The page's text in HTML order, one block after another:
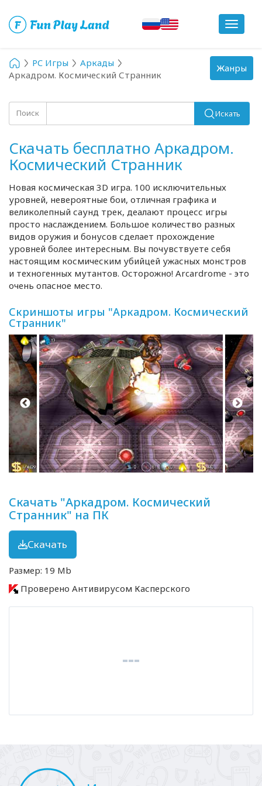
Toggle
PC Игры
Аркады
Аркадром. Космический Странник
Поиск Искать
Скачать бесплатно Аркадром.
Космический Странник
Новая космическая 3D игра. 100 исключительных
уровней, невероятные бои, отличная графика и
великолепный саунд трек, деалают процесс игры
просто наслаждением. Большое количество разных
видов оружия и бонусов сделает прохождение
уровней более интересным. Вы почувствуете себя
настоящим космическим убийцей ужасных монстров
и техногенных мутантов. Осторожно! Arcardrome - это
очень опасное место.
Скриншоты игры "Аркадром. Космический
Странник"
Скачать "Аркадром. Космический
Странник" на ПК
Скачать
Размер: 19 Mb
Проверено Антивирусом Касперского
Toggle
navigation
Жанры